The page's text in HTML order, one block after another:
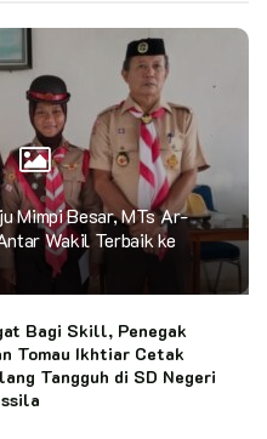
Mimpi Besar, MTs Ar-
Wakil Terbaik ke
Bagi Skill, Penegak
Tomau Ikhtiar Cetak
Tangguh di SD Negeri